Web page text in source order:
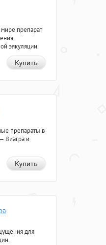
препарат
эякуляции.
Купить
препараты в
Виагра и
Купить
для